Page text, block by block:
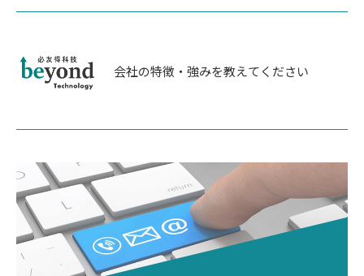
会社の特徴・強みを教えてください